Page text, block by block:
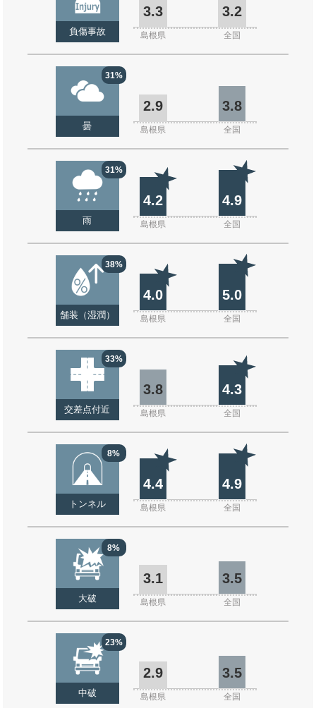
負傷事故
3.3 3.2
島根県 全国
31%
曇
2.9 3.8
島根県 全国
31%
雨
4.2 4.9
島根県 全国
38%
舗装（湿潤）
4.0 5.0
島根県 全国
33%
交差点付近
3.8 4.3
島根県 全国
8%
トンネル
4.4 4.9
島根県 全国
8%
大破
3.1 3.5
島根県 全国
23%
中破
2.9 3.5
島根県 全国